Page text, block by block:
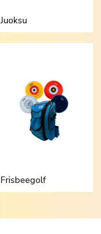
Juoksu
Frisbeegolf